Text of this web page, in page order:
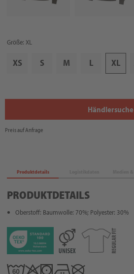
Größe: XL
XS S M L XL
Händlersuche
Preis auf Anfrage
Produktdetails
PRODUKTDETAILS
Oberstoff: Baumwolle: 70%; Polyester: 30%